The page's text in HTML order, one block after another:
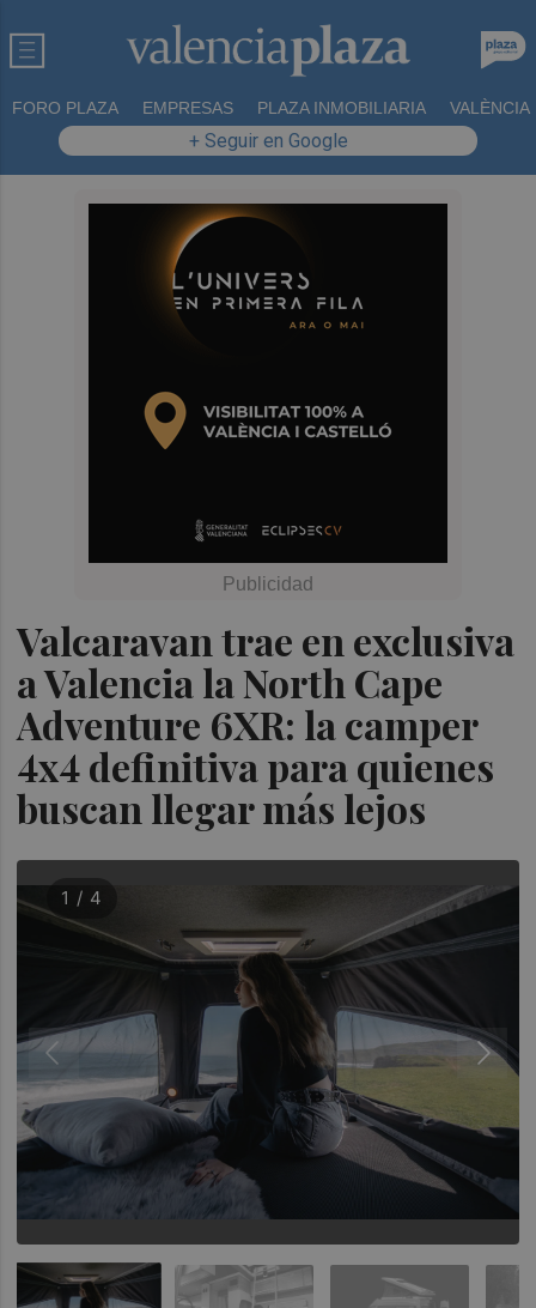
FORO PLAZA EMPRESAS PLAZA INMOBILIARIA VALÈNCIA
+ Seguir en Google
Valcaravan trae en exclusiva
a Valencia la North Cape
Adventure 6XR: la camper
4x4 definitiva para quienes
buscan llegar más lejos
1 / 4